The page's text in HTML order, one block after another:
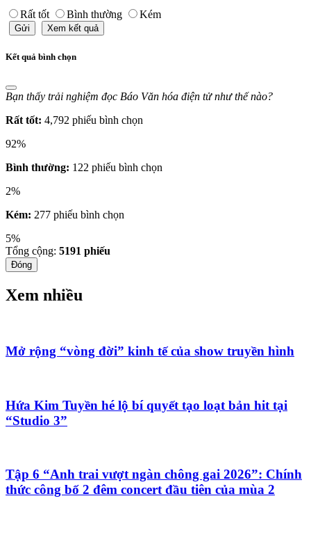
Rất tốt Bình thường Kém
Gửi Xem kết quả
Kết quả bình chọn
Bạn thấy trải nghiệm đọc Báo Văn hóa điện tử như thế nào?
Rất tốt: 4,792 phiếu bình chọn
92%
Bình thường: 122 phiếu bình chọn
2%
Kém: 277 phiếu bình chọn
5%
Tổng cộng: 5191 phiếu
Đóng
Xem nhiều
Mở rộng “vòng đời” kinh tế của show truyền hình
Hứa Kim Tuyền hé lộ bí quyết tạo loạt bản hit tại
“Studio 3”
Tập 6 “Anh trai vượt ngàn chông gai 2026”: Chính
thức công bố 2 đêm concert đầu tiên của mùa 2